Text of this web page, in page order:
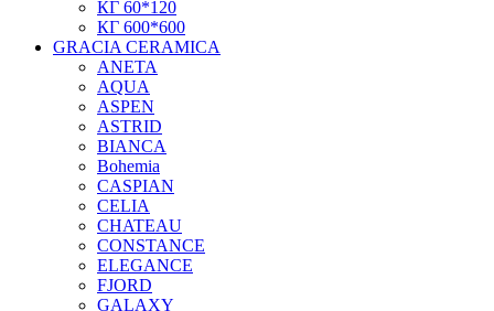
КГ 60*120
КГ 600*600
GRACIA CERAMICA
ANETA
AQUA
ASPEN
ASTRID
BIANCA
Bohemia
CASPIAN
CELIA
CHATEAU
CONSTANCE
ELEGANCE
FJORD
GALAXY